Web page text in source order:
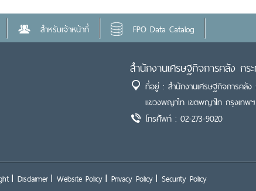
สำหรับเจ้าหน้าที่ FPO Data Catalog
สำนักงานเศรษฐกิจการคลัง กร
ที่อยู่ : สำนักงานเศรษฐกิจการคลั
แขวงพญาไท เขตพญาไท กรุงเทพ
โทรศัพท์ : 02-273-9020
Disclaimer Website Policy Privacy Policy Security Policy